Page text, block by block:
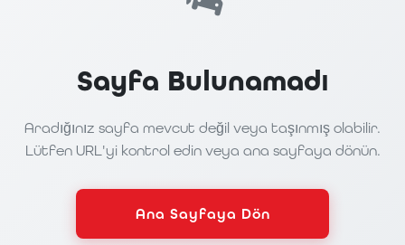
Sayfa Bulunamadı
Aradığınız sayfa mevcut değil veya taşınmış olabilir.
Lütfen URL'yi kontrol edin veya ana sayfaya dönün.
Ana Sayfaya Dön